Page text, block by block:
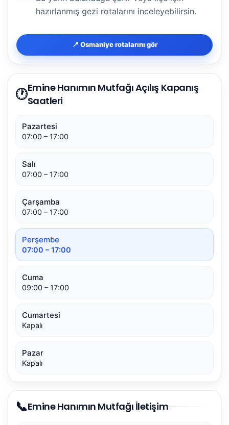
hazırlanmış gezi rotalarını inceleyebilirsin.
📍 Osmaniye rotalarını gör
🕐Emine Hanımın Mutfağı Açılış Kapanış
Saatleri
Pazartesi
07:00 – 17:00
Salı
07:00 – 17:00
Çarşamba
07:00 – 17:00
Perşembe
07:00 – 17:00
Cuma
09:00 – 17:00
Cumartesi
Kapalı
Pazar
Kapalı
📞Emine Hanımın Mutfağı İletişim